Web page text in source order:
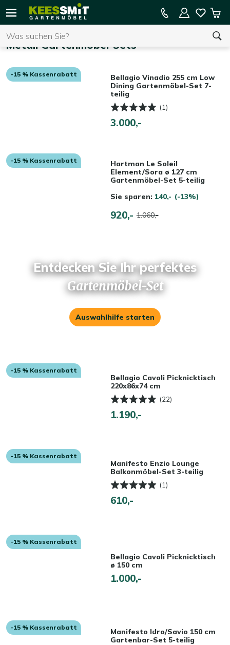
Sie haben keine Artikel in Ihrem Warenkorb.
15 % Kassenrabatt auf die gesamte Kollektion
Metall Gartenmöbel-Sets
-15 % Kassenrabatt
Bellagio Vinadio 255 cm Low
Dining Gartenmöbel-Set 7-
teilig
(1)
3.000,-
-15 % Kassenrabatt
Hartman Le Soleil
Element/Sora ø 127 cm
Gartenmöbel-Set 5-teilig
Sie sparen: 140,- (-13%)
920,- 1.060,-
Entdecken Sie Ihr perfektes
Gartenmöbel-Set
Auswahlhilfe starten
-15 % Kassenrabatt
Bellagio Cavoli Picknicktisch
220x86x74 cm
(22)
1.190,-
-15 % Kassenrabatt
Manifesto Enzio Lounge
Balkonmӧbel-Set 3-teilig
(1)
610,-
-15 % Kassenrabatt
Bellagio Cavoli Picknicktisch
ø 150 cm
1.000,-
-15 % Kassenrabatt
Manifesto Idro/Savio 150 cm
Gartenbar-Set 5-teilig